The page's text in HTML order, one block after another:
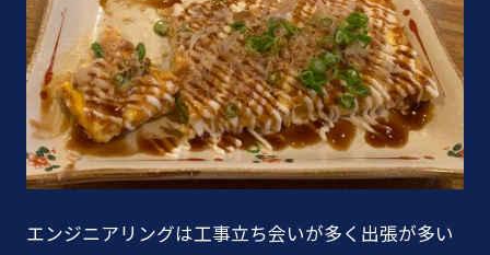
エンジニアリングは工事立ち会いが多く出張が多い